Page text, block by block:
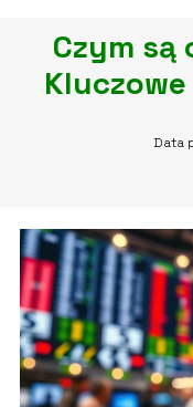
Czym są
Data